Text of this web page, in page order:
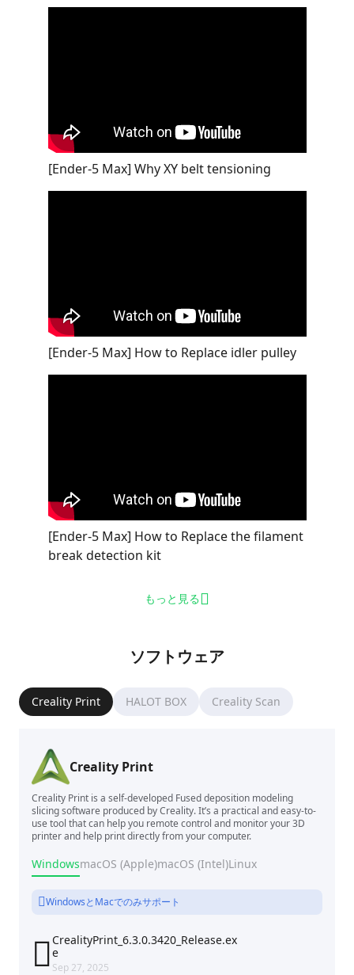
[Ender-5 Max] Why XY belt tensioning
[Ender-5 Max] How to Replace idler pulley
[Ender-5 Max] How to Replace the filament
break detection kit
もっと見る
ソフトウェア
Creality Print HALOT BOX Creality Scan
Creality Print
Creality Print is a self-developed Fused deposition modeling
slicing software produced by Creality. It’s a practical and easy-to-
use tool that can help you remote control and monitor your 3D
printer and help print directly from your computer.
WindowsmacOS (Apple)macOS (Intel)Linux
WindowsとMacでのみサポート
 CrealityPrint_6.3.0.3420_Release.ex
e
Sep 27, 2025